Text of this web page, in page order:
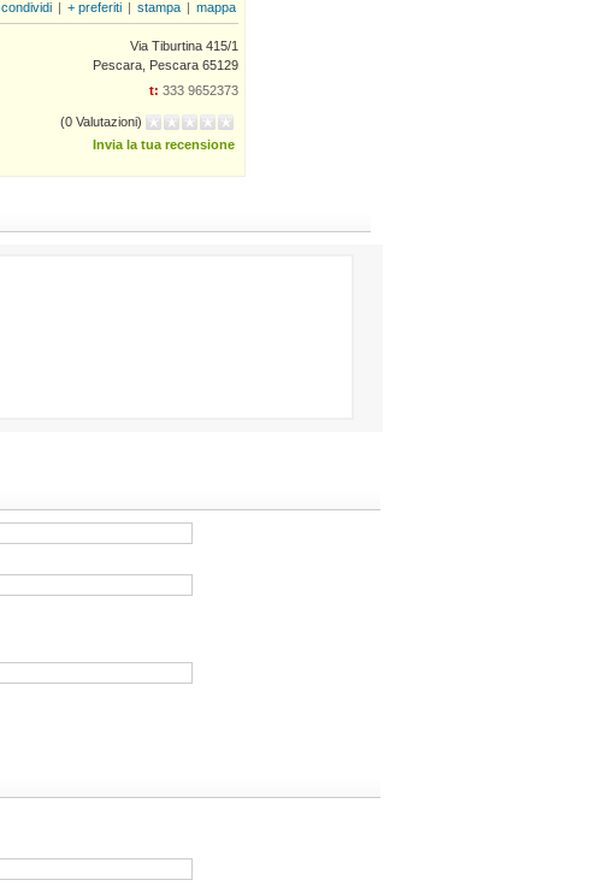
condividi + preferiti stampa mappa
Via Tiburtina 415/1
Pescara, Pescara 65129
t: 333 9652373
(0 Valutazioni)
Invia la tua recensione